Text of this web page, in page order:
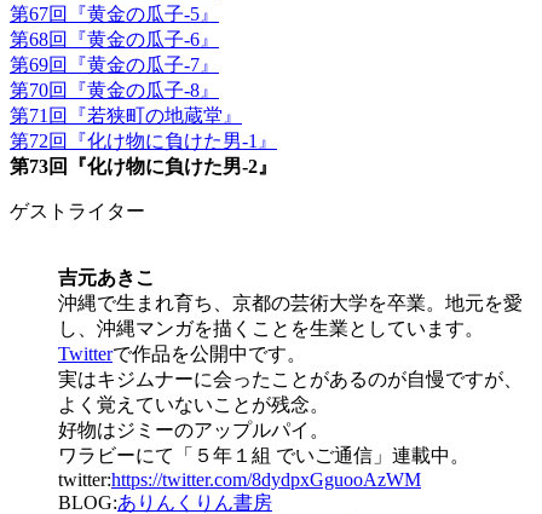
第67回『黄金の瓜子-5』
第68回『黄金の瓜子-6』
第69回『黄金の瓜子-7』
第70回『黄金の瓜子-8』
第71回『若狭町の地蔵堂』
第72回『化け物に負けた男-1』
第73回『化け物に負けた男-2』
ゲストライター
吉元あきこ
沖縄で生まれ育ち、京都の芸術大学を卒業。地元を愛
し、沖縄マンガを描くことを生業としています。
Twitterで作品を公開中です。
実はキジムナーに会ったことがあるのが自慢ですが、
よく覚えていないことが残念。
好物はジミーのアップルパイ。
ワラビーにて「５年１組 でいご通信」連載中。
twitter:https://twitter.com/8dydpxGguooAzWM
BLOG:ありんくりん書房